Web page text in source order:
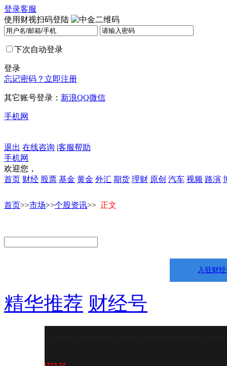
登录客服
使用财视扫码登陆
下次自动登录
登录
忘记密码？ 立即注册
其它账号登录： 新浪QQ微信
手机网
退出 在线咨询 |客服帮助
手机网
欢迎您，
首页 财经 股票 基金 黄金 外汇 期货 理财 原创 汽车 视频 路演
首页>>市场>>个股资讯>> 正文
入驻财
精华推荐 财经号